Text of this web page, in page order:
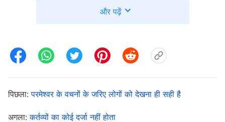
कर पाती, क्योंकि कुछ समय पहले वह बीमार थी, मगर आम तौर पर
हमसे ज्यादा कड़ी मेहनत करनी चाहिए।" फिर उसने यह संदेश भेजा,
कुछ साफ हो जाएगा।" बाद में क्लॉडिया हमेशा कहती कि हमारी
और पढ़ें
पिछला:परमेश्वर के वचनों के जरिए लोगों को देखना ही सही है
अगला:कर्तव्यों का कोई दर्जा नहीं होता